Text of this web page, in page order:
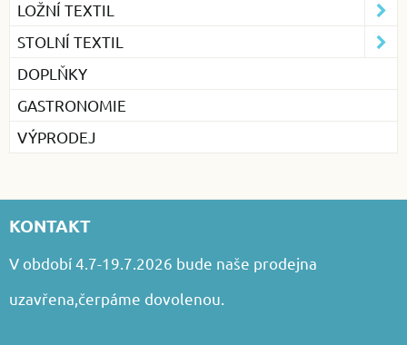
LOŽNÍ TEXTIL
STOLNÍ TEXTIL
DOPLŇKY
GASTRONOMIE
VÝPRODEJ
KONTAKT
V období 4.7-19.7.2026 bude naše prodejna
uzavřena,čerpáme dovolenou.